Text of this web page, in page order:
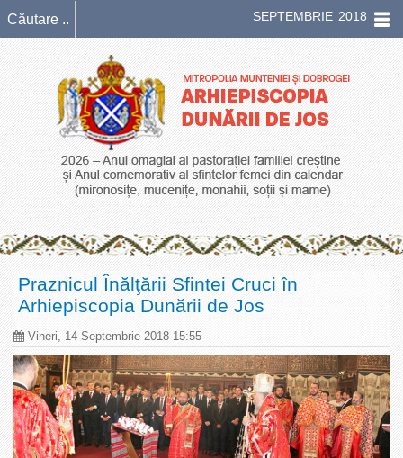
SEPTEMBRIE 2018
Praznicul Înălţării Sfintei Cruci în
Arhiepiscopia Dunării de Jos
Vineri, 14 Septembrie 2018 15:55